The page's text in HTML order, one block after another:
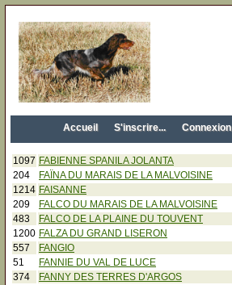
Accueil S'inscrire... Connexion
1097 FABIENNE SPANILA JOLANTA
204
FAÏNA DU MARAIS DE LA MALVOISINE
1214 FAISANNE
209
FALCO DU MARAIS DE LA MALVOISINE
483
FALCO DE LA PLAINE DU TOUVENT
1200 FALZA DU GRAND LISERON
557
FANGIO
51
FANNIE DU VAL DE LUCE
374
FANNY DES TERRES D'ARGOS